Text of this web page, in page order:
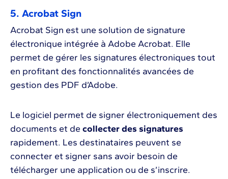
5. Acrobat Sign
Acrobat Sign est une solution de signature
électronique intégrée à Adobe Acrobat. Elle
permet de gérer les signatures électroniques tout
en profitant des fonctionnalités avancées de
gestion des PDF d’Adobe.
Le logiciel permet de signer électroniquement des
documents et de collecter des signatures
rapidement. Les destinataires peuvent se
connecter et signer sans avoir besoin de
télécharger une application ou de s’inscrire.